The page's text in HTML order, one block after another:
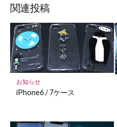
ア
ク
マ
ー
ク
に
存
関連投稿
お知らせ
iPhone6 / 7ケース